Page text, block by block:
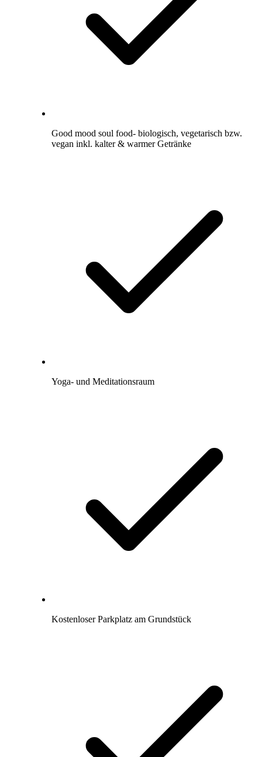
Good mood soul food- biologisch, vegetarisch bzw.
vegan inkl. kalter & warmer Getränke
Yoga- und Meditationsraum
Kostenloser Parkplatz am Grundstück